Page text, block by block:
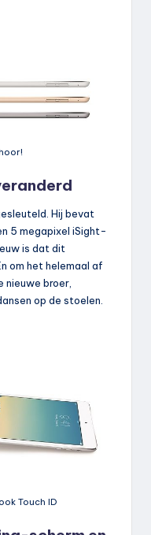
Hij bevat
5 megapixel iSight-
is dat dit
om het helemaal af
nieuwe broer,
op de stoelen.
Touch ID